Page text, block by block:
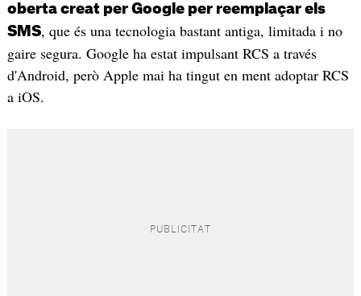
oberta creat per Google per reemplaçar els
SMS, que és una tecnologia bastant antiga, limitada i no
gaire segura. Google ha estat impulsant RCS a través
d'Android, però Apple mai ha tingut en ment adoptar RCS
a iOS.